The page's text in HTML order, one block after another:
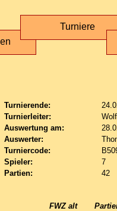
Turniere
Turnierende:
Turnierleiter:
Auswertung am:
Auswerter:
Turniercode:
Spieler:
7
Partien:
42
FWZ alt